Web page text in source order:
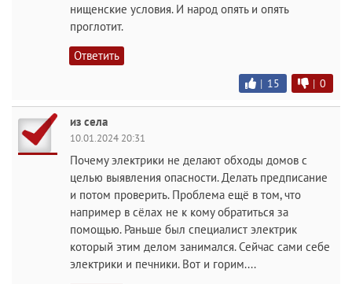
нищенские условия. И народ опять и опять
проглотит.
Ответить
| 15 | 0
из села
10.01.2024 20:31
Почему электрики не делают обходы домов с
целью выявления опасности. Делать предписание
и потом проверить. Проблема ещё в том, что
например в сёлах не к кому обратиться за
помощью. Раньше был специалист электрик
который этим делом занимался. Сейчас сами себе
электрики и печники. Вот и горим....